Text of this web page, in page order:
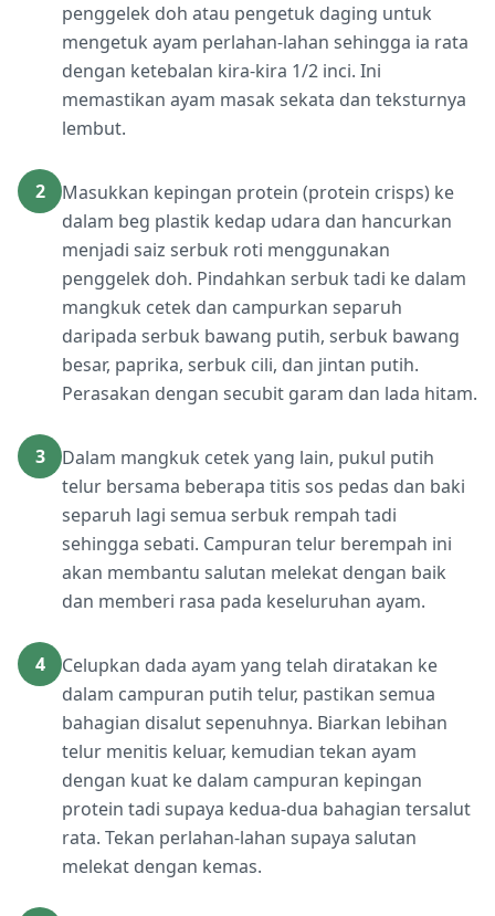
penggelek doh atau pengetuk daging untuk
mengetuk ayam perlahan-lahan sehingga ia rata
dengan ketebalan kira-kira 1/2 inci. Ini
memastikan ayam masak sekata dan teksturnya
lembut.
2
Masukkan kepingan protein (protein crisps) ke
dalam beg plastik kedap udara dan hancurkan
menjadi saiz serbuk roti menggunakan
penggelek doh. Pindahkan serbuk tadi ke dalam
mangkuk cetek dan campurkan separuh
daripada serbuk bawang putih, serbuk bawang
besar, paprika, serbuk cili, dan jintan putih.
Perasakan dengan secubit garam dan lada hitam.
3
Dalam mangkuk cetek yang lain, pukul putih
telur bersama beberapa titis sos pedas dan baki
separuh lagi semua serbuk rempah tadi
sehingga sebati. Campuran telur berempah ini
akan membantu salutan melekat dengan baik
dan memberi rasa pada keseluruhan ayam.
4
Celupkan dada ayam yang telah diratakan ke
dalam campuran putih telur, pastikan semua
bahagian disalut sepenuhnya. Biarkan lebihan
telur menitis keluar, kemudian tekan ayam
dengan kuat ke dalam campuran kepingan
protein tadi supaya kedua-dua bahagian tersalut
rata. Tekan perlahan-lahan supaya salutan
melekat dengan kemas.